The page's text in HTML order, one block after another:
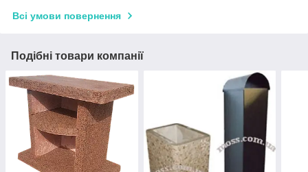
Всі умови повернення
Подібні товари компанії